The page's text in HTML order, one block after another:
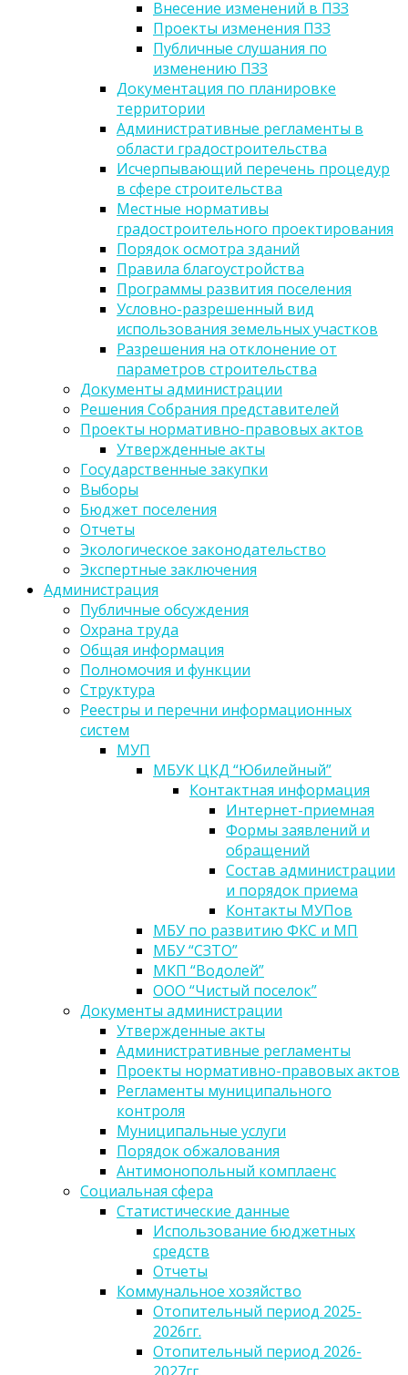
Внесение изменений в ПЗЗ
Проекты изменения ПЗЗ
Публичные слушания по
изменению ПЗЗ
Документация по планировке
территории
Административные регламенты в
области градостроительства
Исчерпывающий перечень процедур
в сфере строительства
Местные нормативы
градостроительного проектирования
Порядок осмотра зданий
Правила благоустройства
Программы развития поселения
Условно-разрешенный вид
использования земельных участков
Разрешения на отклонение от
параметров строительства
Документы администрации
Решения Собрания представителей
Проекты нормативно-правовых актов
Утвержденные акты
Государственные закупки
Выборы
Бюджет поселения
Отчеты
Экологическое законодательство
Экспертные заключения
Администрация
Публичные обсуждения
Охрана труда
Общая информация
Полномочия и функции
Структура
Реестры и перечни информационных
систем
МУП
МБУК ЦКД “Юбилейный”
Контактная информация
Интернет-приемная
Формы заявлений и
обращений
Состав администрации
и порядок приема
Контакты МУПов
МБУ по развитию ФКС и МП
МБУ “СЗТО”
МКП “Водолей”
ООО “Чистый поселок”
Документы администрации
Утвержденные акты
Административные регламенты
Проекты нормативно-правовых актов
Регламенты муниципального
контроля
Муниципальные услуги
Порядок обжалования
Антимонопольный комплаенс
Социальная сфера
Статистические данные
Использование бюджетных
средств
Отчеты
Коммунальное хозяйство
Отопительный период 2025-
2026гг.
Отопительный период 2026-